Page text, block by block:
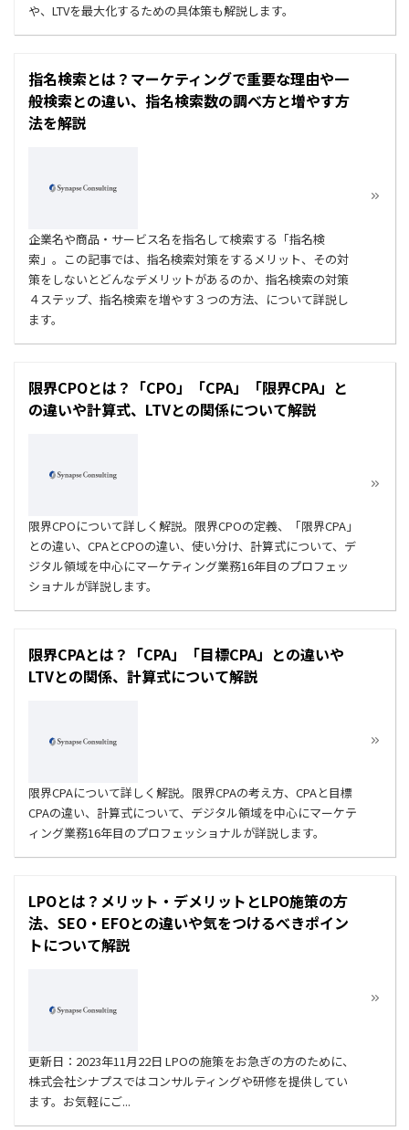
や、LTVを最大化するための具体策も解説します。
指名検索とは？マーケティングで重要な理由や一
般検索との違い、指名検索数の調べ方と増やす方
法を解説
企業名や商品・サービス名を指名して検索する「指名検
索」。この記事では、指名検索対策をするメリット、その対
策をしないとどんなデメリットがあるのか、指名検索の対策
４ステップ、指名検索を増やす３つの方法、について詳説し
ます。
限界CPOとは？「CPO」「CPA」「限界CPA」と
の違いや計算式、LTVとの関係について解説
限界CPOについて詳しく解説。限界CPOの定義、「限界CPA」
との違い、CPAとCPOの違い、使い分け、計算式について、デ
ジタル領域を中心にマーケティング業務16年目のプロフェッ
ショナルが詳説します。
限界CPAとは？「CPA」「目標CPA」との違いや
LTVとの関係、計算式について解説
限界CPAについて詳しく解説。限界CPAの考え方、CPAと目標
CPAの違い、計算式について、デジタル領域を中心にマーケテ
ィング業務16年目のプロフェッショナルが詳説します。
LPOとは？メリット・デメリットとLPO施策の方
法、SEO・EFOとの違いや気をつけるべきポイン
トについて解説
更新日：2023年11月22日 LPOの施策をお急ぎの方のために、
株式会社シナプスではコンサルティングや研修を提供してい
ます。お気軽にご...